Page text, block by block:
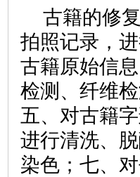
古籍的修
拍照记录，
古籍原始信
检测、纤维
五、对古籍
进行清洗、
染色；七、